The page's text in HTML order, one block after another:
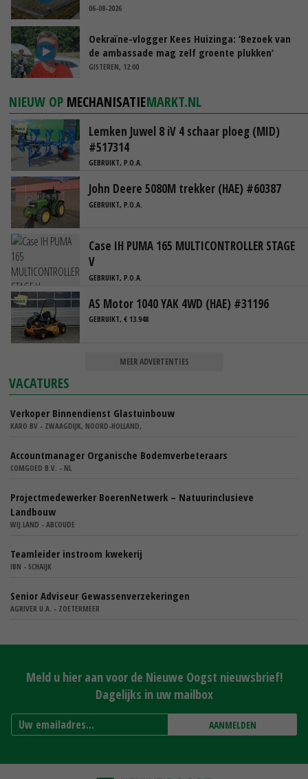
06-08-2026
Oekraïne-vlogger Kees Huizinga: ‘Bezoek van
de ambassade mag zelf groente plukken’
GISTEREN, 12:00
NIEUW OP MECHANISATIEMARKT.NL
Lemken Juwel 8 iV 4 schaar ploeg (MID)
#517314
GEBRUIKT, P.O.A.
John Deere 5080M trekker (HAE) #60387
GEBRUIKT, P.O.A.
Case IH PUMA 165 MULTICONTROLLER STAGE
V
GEBRUIKT, P.O.A.
AS Motor 1040 YAK 4WD (HAE) #31196
GEBRUIKT, € 13.948
MEER ADVERTENTIES
VACATURES
Verkoper Binnendienst Glastuinbouw
KARO BV - ZWAAGDIJK, NOORD-HOLLAND,
Accountmanager Organische Bodemverbeteraars
COMGOED B.V. - NL
Projectmedewerker BoerenNetwerk – Natuurinclusieve
Landbouw
WIJ.LAND - ABCOUDE
Teamleider instroom kwekerij
IBN - SCHAIJK
Senior Adviseur Gewassenverzekeringen
AGRIVER U.A. - ZOETERMEER
Meld u hier aan voor de Nieuwe Oogst nieuwsbrief!
Dagelijks in uw mailbox
AANMELDEN